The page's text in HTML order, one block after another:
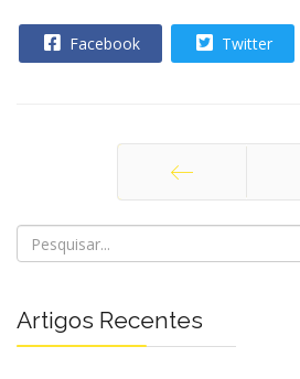
Facebook Twitter
Anterior
Artigos Recentes